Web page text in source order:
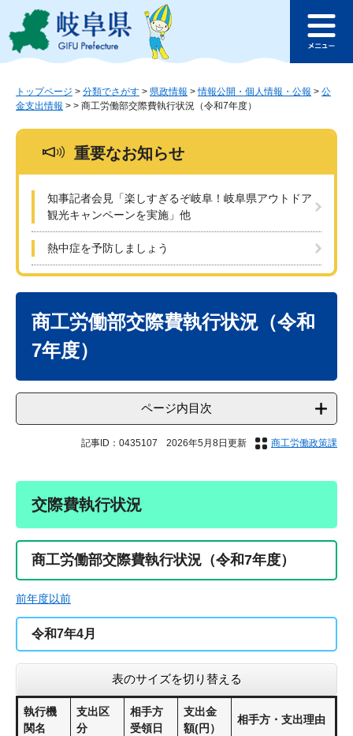
ジ
ュ
このページの本文へ
ュ
トップページ > 分類でさがす > 県政情報 >情報公開・個人情報・公報 > 公
金支出情報 > > 商工労働部交際費執行状況（令和7年度）
重要なお知らせ
知事記者会見「楽しすぎるぞ岐阜！岐阜県アウトドア
観光キャンペーンを実施」他
熱中症を予防しましょう
商工労働部交際費執行状況（令和
7年度）
ページ内目次
記事ID：0435107 2026年5月8日更新 商工労働政策課
交際費執行状況
商工労働部交際費執行状況（令和7年度）
前年度以前
令和7年4月
表のサイズを切り替える
執行機
関名
支出区
分
相手方
受領日
支出金
額(円）
相手方・支出理由